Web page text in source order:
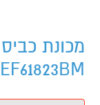
EF61823BM אלקטרולוקס - מידע נוסף